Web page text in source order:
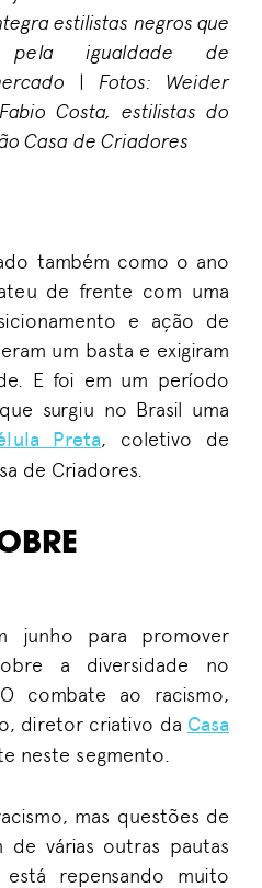
estilistas negros que
pela igualdade de
| Fotos: Weider
Costa, estilistas do
Casa de Criadores
também como o ano
de frente com uma
e ação de
um basta e exigiram
E foi em um período
surgiu no Brasil uma
Preta, coletivo de
de Criadores.
junho para promover
a diversidade no
combate ao racismo,
diretor criativo da Casa
neste segmento.
mas questões de
de várias outras pautas
repensando muito